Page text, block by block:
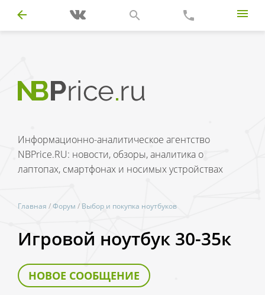
Информационно-аналитическое агентство
NBPrice.RU: новости, обзоры, аналитика о
лаптопах, смартфонах и носимых устройствах
Главная /Форум / Выбор и покупка ноутбуков
Игровой ноутбук 30-35к
НОВОЕ СООБЩЕНИЕ